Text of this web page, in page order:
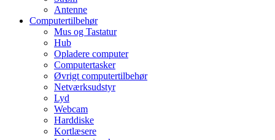
Antenne
Computertilbehør
Mus og Tastatur
Hub
Opladere computer
Computertasker
Øvrigt computertilbehør
Netværksudstyr
Lyd
Webcam
Harddiske
Kortlæsere